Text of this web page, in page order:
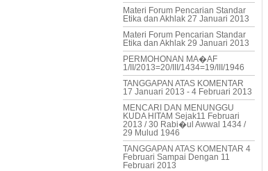
Materi Forum Pencarian Standar
Etika dan Akhlak 27 Januari 2013
Materi Forum Pencarian Standar
Etika dan Akhlak 29 Januari 2013
PERMOHONAN MA�AF
1/II/2013=20/III/1434=19/III/1946
TANGGAPAN ATAS KOMENTAR
17 Januari 2013 - 4 Februari 2013
MENCARI DAN MENUNGGU
KUDA HITAM Sejak11 Februari
2013 / 30 Rabi�ul Awwal 1434 /
29 Mulud 1946
TANGGAPAN ATAS KOMENTAR 4
Februari Sampai Dengan 11
Februari 2013